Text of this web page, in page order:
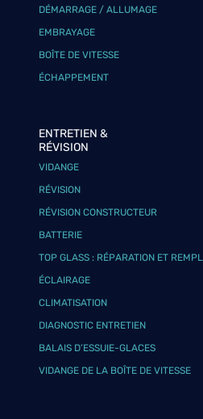
DÉMARRAGE / ALLUMAGE
EMBRAYAGE
BOÎTE DE VITESSE
ÉCHAPPEMENT
ENTRETIEN &
RÉVISION
VIDANGE
RÉVISION
RÉVISION CONSTRUCTEUR
BATTERIE
TOP GLASS : RÉPARATION ET
ÉCLAIRAGE
CLIMATISATION
DIAGNOSTIC ENTRETIEN
BALAIS D’ESSUIE-GLACES
VIDANGE DE LA BOÎTE DE VITESSE